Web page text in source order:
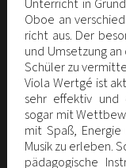
Unter­richt in
Oboe an
richt aus. Der
und Umset­zung
Schü­ler zu
Vio­la Wert­gé ist
sehr effek­tiv und
sogar mit
mit Spaß,
Musik zu erle­ben.
päd­ago­gi­sche